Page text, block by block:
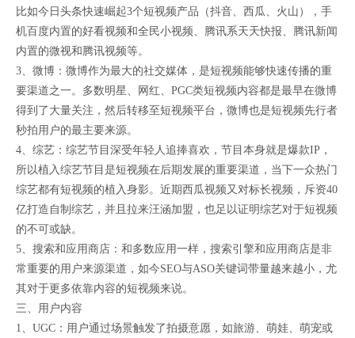
比如今日头条快速崛起3个短视频产品（抖音、西瓜、火山），手
机百度内置的好看视频和全民小视频、腾讯系天天快报、腾讯新闻
内置的微视和腾讯视频等。
3、微博：微博作为最大的社交媒体，是短视频能够快速传播的重
要渠道之一。多数明星、网红、PGC类短视频内容都是最早在微博
得到了大量关注，然后转移至短视频平台，微博也是短视频先行者
秒拍用户的最主要来源。
4、综艺：综艺节目深受年轻人追捧喜欢，节目本身就是爆款IP，
所以植入综艺节目是短视频在后期发展的重要渠道，当下一众热门
综艺都有短视频的植入身影。近期西瓜视频又对标长视频，斥资40
亿打造自制综艺，并且拉来汪涵加盟，也足以证明综艺对于短视频
的不可或缺。
5、搜索和应用商店：和多数应用一样，搜索引擎和应用商店是非
常重要的用户来源渠道，如今SEO与ASO关键词带量越来越小，尤
其对于更多依靠内容的短视频来说。
三、用户内容
1、UGC：用户通过场景触发了拍摄意愿，如旅游、萌娃、萌宠或